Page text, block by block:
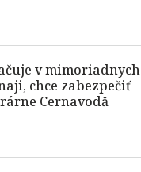
v mimoriadnych
chce zabezpečiť
Cernavodă